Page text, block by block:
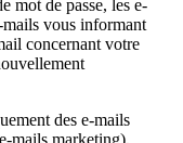
mot de passe, les e-
mails vous informant
concernant votre
des e-mails
mails marketing),